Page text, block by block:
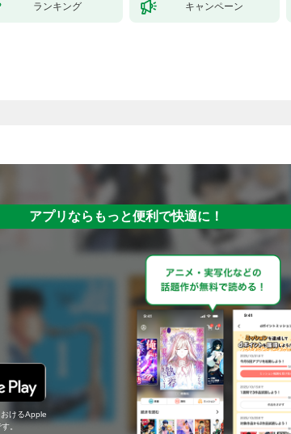
ランキング キャンペーン
アプリならもっと便利で快適に！
けるApple
。